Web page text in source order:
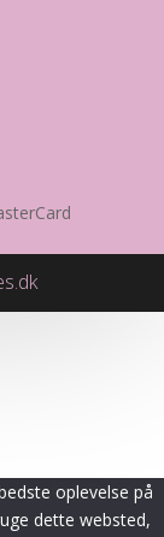
oplevelse på
dette websted,